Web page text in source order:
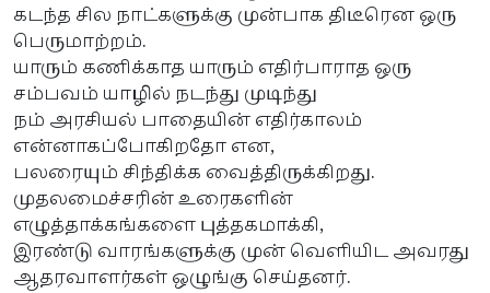
கடந்த சில நாட்களுக்கு முன்பாக திடீரென ஒரு
பெருமாற்றம்.
யாரும் கணிக்காத யாரும் எதிர்பாராத ஒரு
சம்பவம் யாழில் நடந்து முடிந்து
நம் அரசியல் பாதையின் எதிர்காலம்
என்னாகப்போகிறதோ என,
பலரையும் சிந்திக்க வைத்திருக்கிறது.
முதலமைச்சரின் உரைகளின்
எழுத்தாக்கங்களை புத்தகமாக்கி,
இரண்டு வாரங்களுக்கு முன் வெளியிட அவரது
ஆதரவாளர்கள் ஒழுங்கு செய்தனர்.